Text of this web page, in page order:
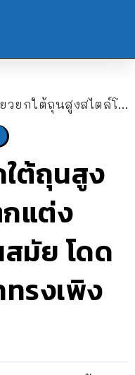
น ตกแต่งเรียบง่ายแต่ทันสมัย โดดเด่นด้วยหลังคาทรงเพิงหมาแหงน
ต้ถุนสูง
กแต่ง
มัย โดด
รงเพิง